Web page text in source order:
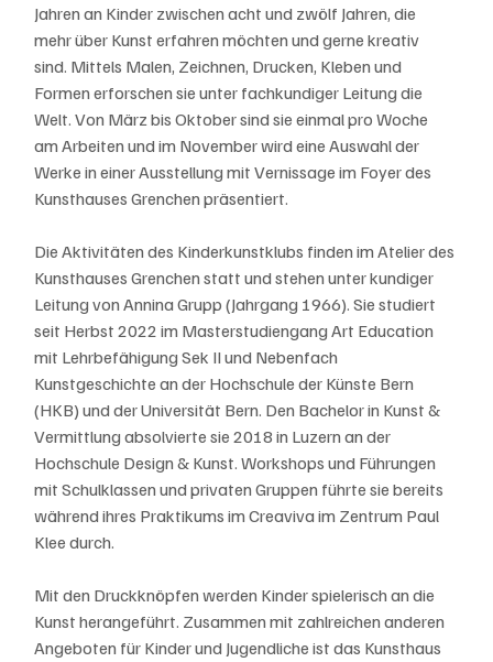
Jahren an Kinder zwischen acht und zwölf Jahren, die
mehr über Kunst erfahren möchten und gerne kreativ
sind. Mittels Malen, Zeichnen, Drucken, Kleben und
Formen erforschen sie unter fachkundiger Leitung die
Welt. Von März bis Oktober sind sie einmal pro Woche
am Arbeiten und im November wird eine Auswahl der
Werke in einer Ausstellung mit Vernissage im Foyer des
Kunsthauses Grenchen präsentiert.
Die Aktivitäten des Kinderkunstklubs finden im Atelier des
Kunsthauses Grenchen statt und stehen unter kundiger
Leitung von Annina Grupp (Jahrgang 1966). Sie studiert
seit Herbst 2022 im Masterstudiengang Art Education
mit Lehrbefähigung Sek II und Nebenfach
Kunstgeschichte an der Hochschule der Künste Bern
(HKB) und der Universität Bern. Den Bachelor in Kunst &
Vermittlung absolvierte sie 2018 in Luzern an der
Hochschule Design & Kunst. Workshops und Führungen
mit Schulklassen und privaten Gruppen führte sie bereits
während ihres Praktikums im Creaviva im Zentrum Paul
Klee durch.
Mit den Druckknöpfen werden Kinder spielerisch an die
Kunst herangeführt. Zusammen mit zahlreichen anderen
Angeboten für Kinder und Jugendliche ist das Kunsthaus